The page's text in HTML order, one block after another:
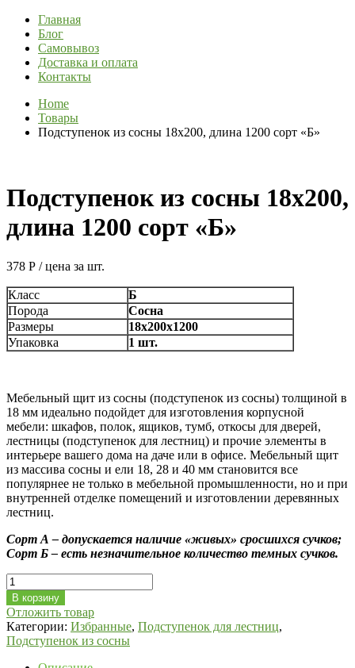
Главная
Блог
Самовывоз
Доставка и оплата
Контакты
Home
Товары
Подступенок из сосны 18х200, длина 1200 сорт «Б»
Подступенок из сосны 18х200,
длина 1200 сорт «Б»
378 Р / цена за шт.
Класс
Б
Порода
Сосна
Размеры
18х200х1200
Упаковка
1 шт.
Мебельный щит из сосны (подступенок из сосны) толщиной в
18 мм идеально подойдет для изготовления корпусной
мебели: шкафов, полок, ящиков, тумб, откосы для дверей,
лестницы (подступенок для лестниц) и прочие элементы в
интерьере вашего дома на даче или в офисе. Мебельный щит
из массива сосны и ели 18, 28 и 40 мм становится все
популярнее не только в мебельной промышленности, но и при
внутренней отделке помещений и изготовлении деревянных
лестниц.
Сорт А – допускается наличие «живых» сросшихся сучков;
Сорт Б – есть незначительное количество темных сучков.
Количество
Подступенок
из
сосны
18х200,
длина
1200
В корзину
Отложить товар
Категории: Избранные, Подступенок для лестниц,
Подступенок из сосны